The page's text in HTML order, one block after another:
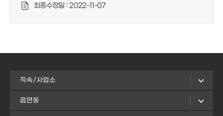
최종수정일 :2022-11-07
직속/사업소
읍면동